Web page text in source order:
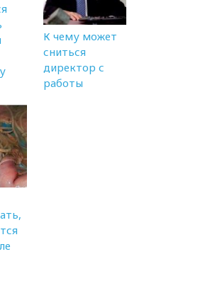
К чему может
сниться
директор с
работы